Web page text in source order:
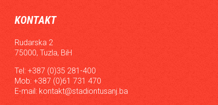
KONTAKT
Rudarska 2
75000, Tuzla, BiH
Tel: +387 (0)35 281-400
Mob: +387 (0)61 731 470
E-mail: kontakt@stadiontusanj.ba